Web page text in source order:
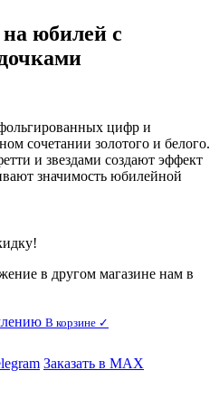
юбилей с
цифр и
сочетании золотого и белого.
и звездами создают эффект
значимость юбилейной
в другом магазине нам в
В корзине ✓
Заказать в MAX